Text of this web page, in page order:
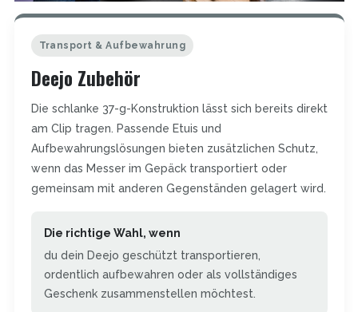
Transport & Aufbewahrung
Deejo Zubehör
Die schlanke 37-g-Konstruktion lässt sich bereits direkt
am Clip tragen. Passende Etuis und
Aufbewahrungslösungen bieten zusätzlichen Schutz,
wenn das Messer im Gepäck transportiert oder
gemeinsam mit anderen Gegenständen gelagert wird.
Die richtige Wahl, wenn
du dein Deejo geschützt transportieren,
ordentlich aufbewahren oder als vollständiges
Geschenk zusammenstellen möchtest.